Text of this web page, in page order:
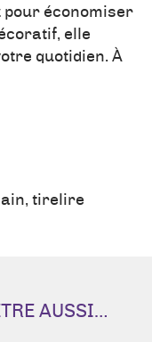
pour économiser
elle
quotidien. À
, tirelire
AUSSI…